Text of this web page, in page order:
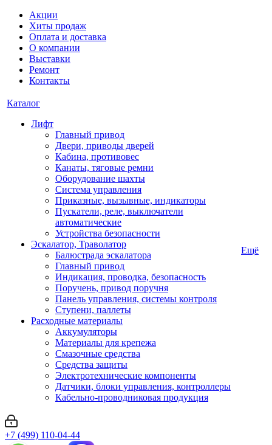
Акции
Хиты продаж
Оплата и доставка
О компании
Выставки
Ремонт
Контакты
Каталог
Лифт
Главный привод
Двери, приводы дверей
Кабина, противовес
Канаты, тяговые ремни
Оборудование шахты
Система управления
Приказные, вызывные, индикаторы
Пускатели, реле, выключатели
автоматические
Устройства безопасности
Эскалатор, Траволатор
Балюстрада эскалатора
Главный привод
Индикация, проводка, безопасность
Поручень, привод поручня
Панель управления, системы контроля
Ступени, паллеты
Расходные материалы
Аккумуляторы
Материалы для крепежа
Смазочные средства
Средства защиты
Электротехнические компоненты
Датчики, блоки управления, контроллеры
Кабельно-проводниковая продукция
Ещё
+7 (499) 110-04-44